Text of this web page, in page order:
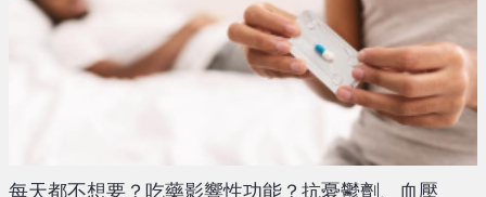
每天都不想要？吃藥影響性功能？抗憂鬱劑、血壓